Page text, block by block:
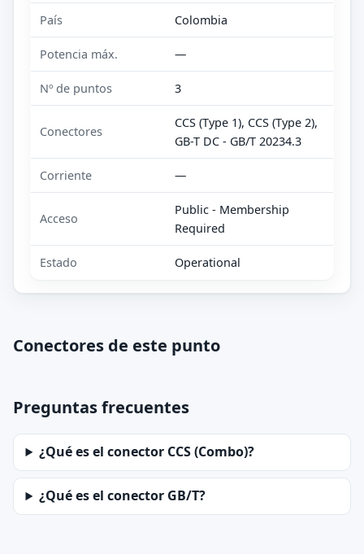
País Colombia
Potencia máx. —
Nº de puntos 3
Conectores
CCS (Type 1), CCS (Type 2),
GB-T DC - GB/T 20234.3
Corriente —
Acceso
Public - Membership
Required
Estado Operational
Conectores de este punto
Preguntas frecuentes
¿Qué es el conector CCS (Combo)?
¿Qué es el conector GB/T?